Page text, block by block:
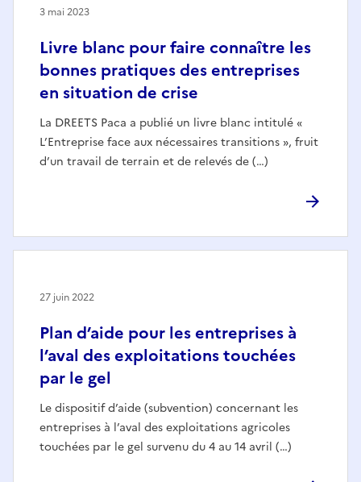
Livre blanc pour faire connaître les
bonnes pratiques des entreprises
en situation de crise
La DREETS Paca a publié un livre blanc intitulé «
L’Entreprise face aux nécessaires transitions », fruit
d’un travail de terrain et de relevés de (…)
3 mai 2023
Plan d’aide pour les entreprises à
l’aval des exploitations touchées
par le gel
Le dispositif d’aide (subvention) concernant les
entreprises à l’aval des exploitations agricoles
touchées par le gel survenu du 4 au 14 avril (…)
27 juin 2022